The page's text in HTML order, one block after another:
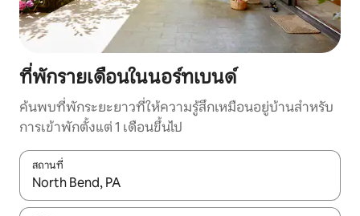
ที่พักรายเดือนในนอร์ทเบนด์
ค้นพบที่พักระยะยาวที่ให้ความรู้สึกเหมือนอยู่บ้านสำหรับ
การเข้าพักตั้งแต่ 1 เดือนขึ้นไป
สถานที่
ใช้ลูกศรขึ้นลง หรือใช้การสัมผัสหรือปัด เพื่อสำรวจผลการค้นหา